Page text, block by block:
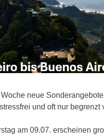
neue
und oft nur begrenzt
am 09.07. erscheinen